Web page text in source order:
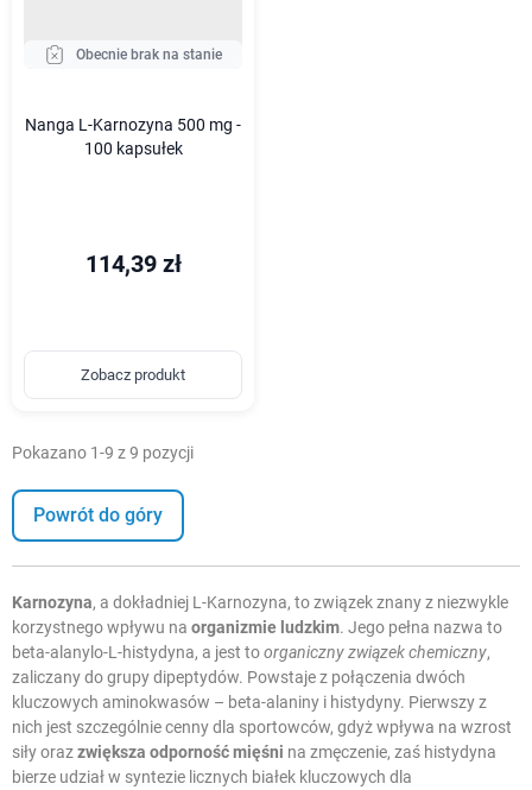
Obecnie brak na stanie
Nanga L-Karnozyna 500 mg -
100 kapsułek
114,39 zł
Zobacz produkt
Pokazano 1-9 z 9 pozycji
Powrót do góry
Karnozyna, a dokładniej L-Karnozyna, to związek znany z niezwykle
korzystnego wpływu na organizmie ludzkim. Jego pełna nazwa to
beta-alanylo-L-histydyna, a jest toorganiczny związek chemiczny,
zaliczany do grupy dipeptydów. Powstaje z połączenia dwóch
kluczowych aminokwasów – beta-alaniny i histydyny. Pierwszy z
nich jest szczególnie cenny dla sportowców, gdyż wpływa na wzrost
siły orazzwiększa odporność mięśni na zmęczenie, zaś histydyna
bierze udział w syntezie licznych białek kluczowych dla